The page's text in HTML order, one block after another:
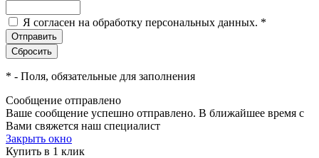
Я согласен на обработку персональных данных. *
* - Поля, обязательные для заполнения
Сообщение отправлено
Ваше сообщение успешно отправлено. В ближайшее время с
Вами свяжется наш специалист
Закрыть окно
Купить в 1 клик